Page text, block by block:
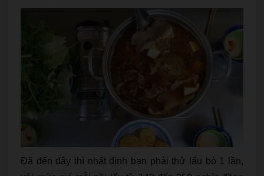
Đã đến đây thì nhất định bạn phải thử lẩu bò 1 lần,